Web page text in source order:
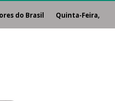
do Brasil Quinta-Feira,